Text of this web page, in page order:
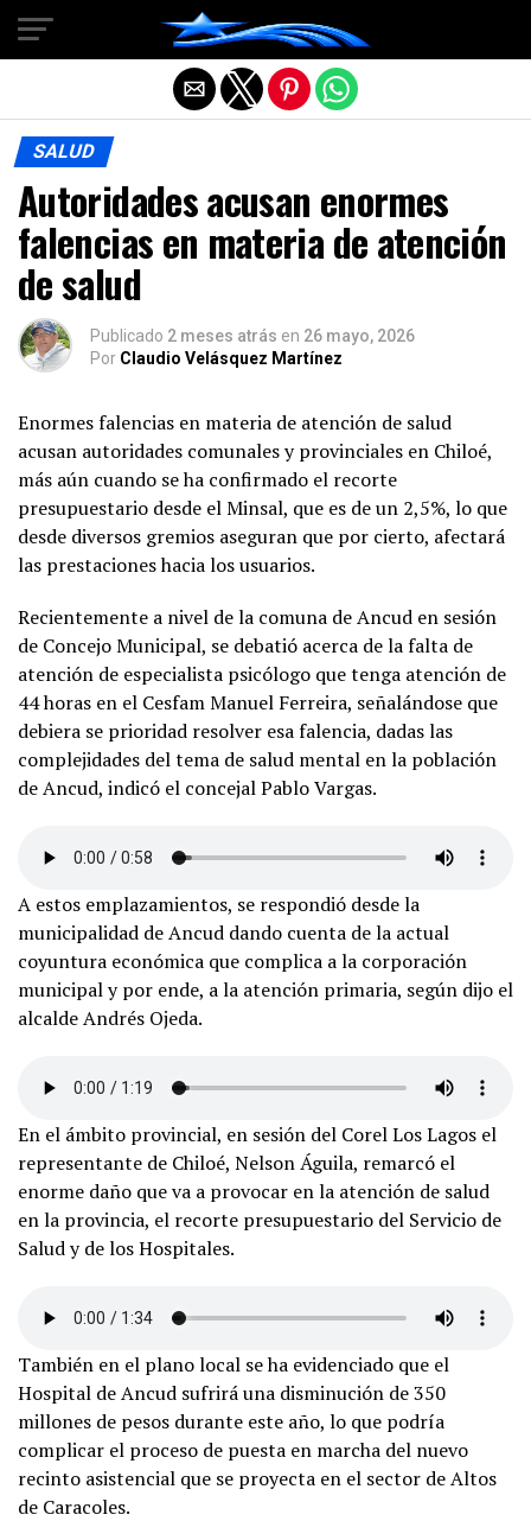
SALUD
Autoridades acusan enormes
falencias en materia de atención
de salud
Publicado 2 meses atrás en 26 mayo, 2026
Por Claudio Velásquez Martínez
Enormes falencias en materia de atención de salud
acusan autoridades comunales y provinciales en Chiloé,
más aún cuando se ha confirmado el recorte
presupuestario desde el Minsal, que es de un 2,5%, lo que
desde diversos gremios aseguran que por cierto, afectará
las prestaciones hacia los usuarios.
Recientemente a nivel de la comuna de Ancud en sesión
de Concejo Municipal, se debatió acerca de la falta de
atención de especialista psicólogo que tenga atención de
44 horas en el Cesfam Manuel Ferreira, señalándose que
debiera se prioridad resolver esa falencia, dadas las
complejidades del tema de salud mental en la población
de Ancud, indicó el concejal Pablo Vargas.
A estos emplazamientos, se respondió desde la
municipalidad de Ancud dando cuenta de la actual
coyuntura económica que complica a la corporación
municipal y por ende, a la atención primaria, según dijo el
alcalde Andrés Ojeda.
En el ámbito provincial, en sesión del Corel Los Lagos el
representante de Chiloé, Nelson Águila, remarcó el
enorme daño que va a provocar en la atención de salud
en la provincia, el recorte presupuestario del Servicio de
Salud y de los Hospitales.
También en el plano local se ha evidenciado que el
Hospital de Ancud sufrirá una disminución de 350
millones de pesos durante este año, lo que podría
complicar el proceso de puesta en marcha del nuevo
recinto asistencial que se proyecta en el sector de Altos
de Caracoles.
Salir de la versión móvil